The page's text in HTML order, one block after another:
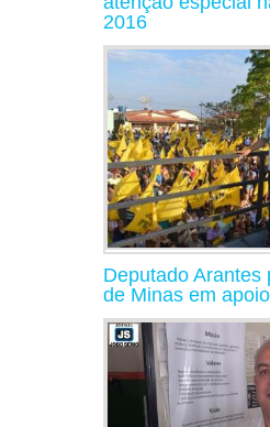
2016
Deputado Arantes
de Minas em